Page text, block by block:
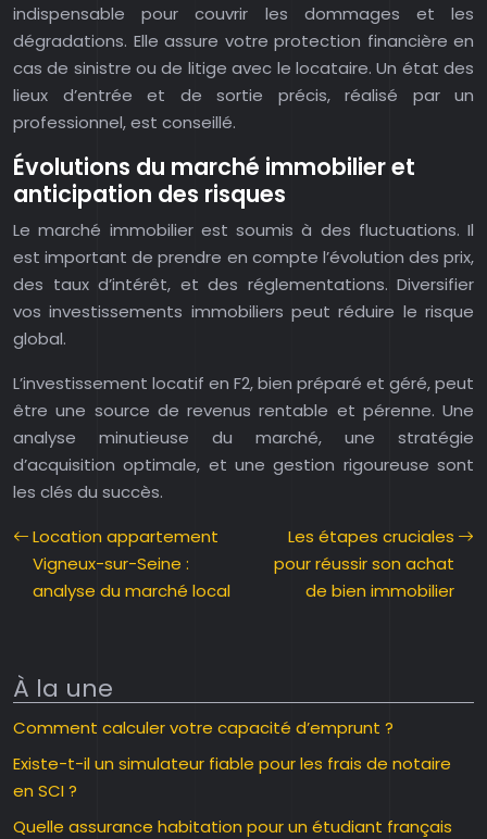
indispensable pour couvrir les dommages et les
dégradations. Elle assure votre protection financière en
cas de sinistre ou de litige avec le locataire. Un état des
lieux d’entrée et de sortie précis, réalisé par un
professionnel, est conseillé.
Évolutions du marché immobilier et
anticipation des risques
Le marché immobilier est soumis à des fluctuations. Il
est important de prendre en compte l’évolution des prix,
des taux d’intérêt, et des réglementations. Diversifier
vos investissements immobiliers peut réduire le risque
global.
L’investissement locatif en F2, bien préparé et géré, peut
être une source de revenus rentable et pérenne. Une
analyse minutieuse du marché, une stratégie
d’acquisition optimale, et une gestion rigoureuse sont
les clés du succès.
Location appartement
Vigneux-sur-Seine :
analyse du marché local
Les étapes cruciales
pour réussir son achat
de bien immobilier
À la une
Comment calculer votre capacité d’emprunt ?
Existe-t-il un simulateur fiable pour les frais de notaire
en SCI ?
Quelle assurance habitation pour un étudiant français